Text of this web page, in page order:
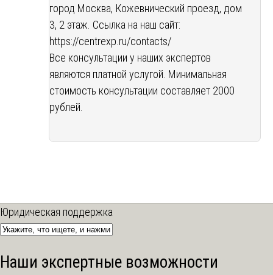
город Москва, Кожевнический проезд, дом
3, 2 этаж. Ссылка на наш сайт:
https://centrexp.ru/contacts/
Все консультации у наших экспертов
являются платной услугой. Минимальная
стоимость консультации составляет 2000
рублей.
Юридическая поддержка
Наши экспертные возможности